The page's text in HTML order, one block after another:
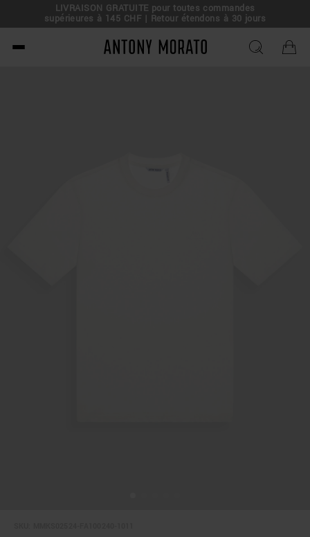
LIVRAISON GRATUITE pour toutes commandes
supérieures à 145 CHF | Retour étendons à 30 jours
Antony Morato - Official